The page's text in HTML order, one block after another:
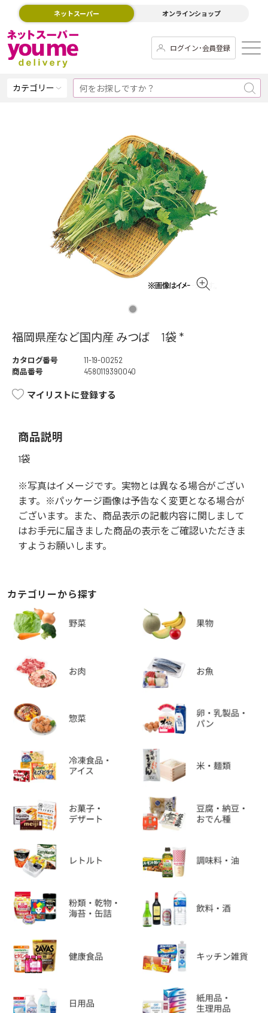
ネットスーパー オンラインショップ
ログイン･会員登録
カテゴリー
福岡県産など国内産 みつば 1袋 *
カタログ番号
11-19-00252
商品番号
4580119390040
マイリストに登録する
商品説明
1袋
※写真はイメージです。実物とは異なる場合がござい
ます。※パッケージ画像は予告なく変更となる場合が
ございます。また、商品表示の記載内容に関しまして
はお手元に届きました商品の表示をご確認いただきま
すようお願いします。
カテゴリーから探す